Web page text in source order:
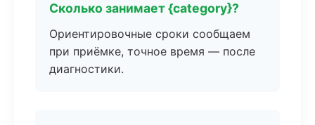
Сколько занимает {category}?
Ориентировочные сроки сообщаем
при приёмке, точное время — после
диагностики.